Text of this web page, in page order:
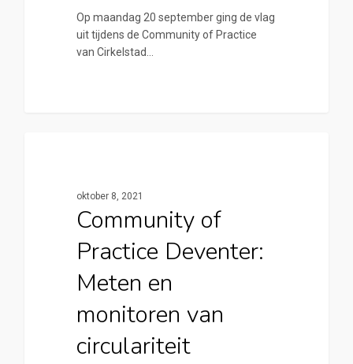
Op maandag 20 september ging de vlag
uit tijdens de Community of Practice
van Cirkelstad…
oktober 8, 2021
Community of
Practice Deventer:
Meten en
monitoren van
circulariteit